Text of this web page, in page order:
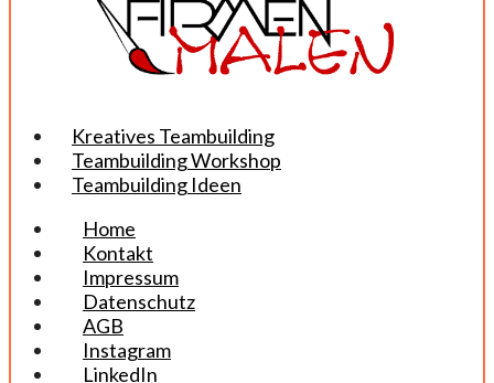
Kreatives Teambuilding
Teambuilding Workshop
Teambuilding Ideen
Home
Kontakt
Impressum
Datenschutz
AGB
Instagram
LinkedIn